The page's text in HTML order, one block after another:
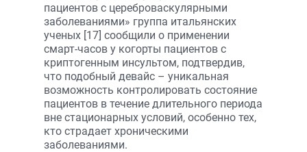
пациентов с цереброваскулярными
заболеваниями» группа итальянских
ученых [17] сообщили о применении
смарт-часов у когорты пациентов с
криптогенным инсультом, подтвердив,
что подобный девайс – уникальная
возможность контролировать состояние
пациентов в течение длительного периода
вне стационарных условий, особенно тех,
кто страдает хроническими
заболеваниями.